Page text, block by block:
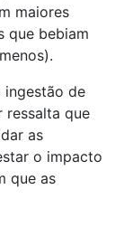
maiores
que bebiam
ingestão de
ressalta que
as
o impacto
que as